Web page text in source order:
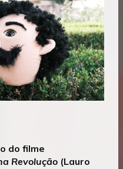
do filme
Revolução (Lauro